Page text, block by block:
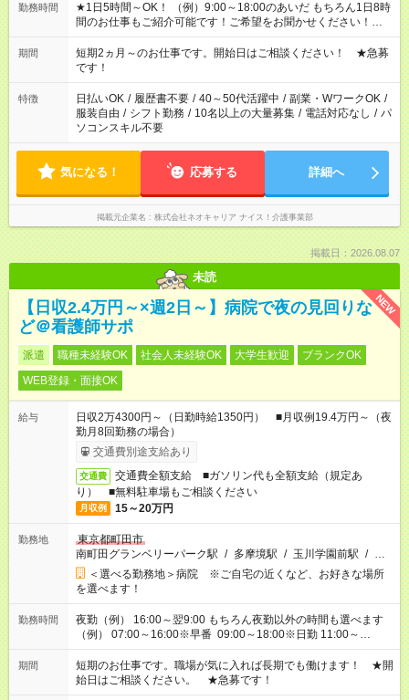
勤務時間
★1日5時間～OK！ （例）9:00～18:00のあいだ もちろん1日8時
間のお仕事もご紹介可能です！ご希望をお聞かせください！★家
庭の都合でお休みが必要な場合も遠慮なくご相談ください。 ※
週最低15時間以上の勤務が必要です
期間
短期2ヵ月～のお仕事です。開始日はご相談ください！ ★急募
です！
特徴 日払いOK / 履歴書不要 / 40～50代活躍中 / 副業・WワークOK /
服装自由 / シフト勤務 / 10名以上の大量募集 / 電話対応なし / パ
ソコンスキル不要
気になる！ 応募する 詳細へ
掲載元企業名 株式会社ネオキャリア ナイス！介護事業部
掲載日：2026.08.07
未読
NEW
【日収2.4万円～×週2日～】病院で夜の見回りな
ど＠看護師サポ
派遣 職種未経験OK 社会人未経験OK 大学生歓迎
ブランクOK
WEB登録・面接OK
給与
日収2万4300円～（日勤時給1350円） ■月収例19.4万円～（夜
勤月8回勤務の場合）
交通費別途支給あり
交通費
交通費全額支給 ■ガソリン代も全額支給（規定あ
り） ■無料駐車場もご相談ください
月収例 15～20万円
勤務地
東京都町田市
南町田グランベリーパーク駅 / 多摩境駅 / 玉川学園前駅 / …
＜選べる勤務地＞病院 ※ご自宅の近くなど、お好きな場所
を選べます！
勤務時間
夜勤（例） 16:00～翌9:00 もちろん夜勤以外の時間も選べます
（例） 07:00～16:00※早番 09:00～18:00※日勤 11:00～
20:00※遅番 ※時間は、固定・選べる施設もあるので、ご希望が
あれば調整できます！ ※シフト制。勤務地により実働時間が異
なります。★家庭の都合でお休みが必要な場合も遠慮なくご相談
ください。
期間
短期のお仕事です。職場が気に入れば長期でも働けます！ ★開
始日はご相談ください。 ★急募です！